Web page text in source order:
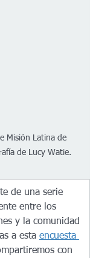
Misión Latina de
de Lucy Watie.
de una serie
entre los
y la comunidad
a esta encuesta
con